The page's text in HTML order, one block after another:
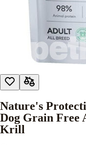
Nature's
Dog Grain Free
Krill